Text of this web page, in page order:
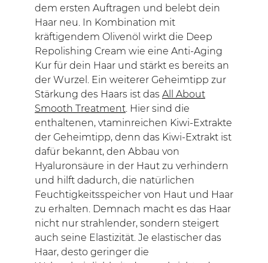
dem ersten Auftragen und belebt dein
Haar neu. In Kombination mit
kräftigendem Olivenöl wirkt die Deep
Repolishing Cream wie eine Anti-Aging
Kur für dein Haar und stärkt es bereits an
der Wurzel. Ein weiterer Geheimtipp zur
Stärkung des Haars ist das All About
Smooth Treatment. Hier sind die
enthaltenen, vtaminreichen Kiwi-Extrakte
der Geheimtipp, denn das Kiwi-Extrakt ist
dafür bekannt, den Abbau von
Hyaluronsäure in der Haut zu verhindern
und hilft dadurch, die natürlichen
Feuchtigkeitsspeicher von Haut und Haar
zu erhalten. Demnach macht es das Haar
nicht nur strahlender, sondern steigert
auch seine Elastizität. Je elastischer das
Haar, desto geringer die